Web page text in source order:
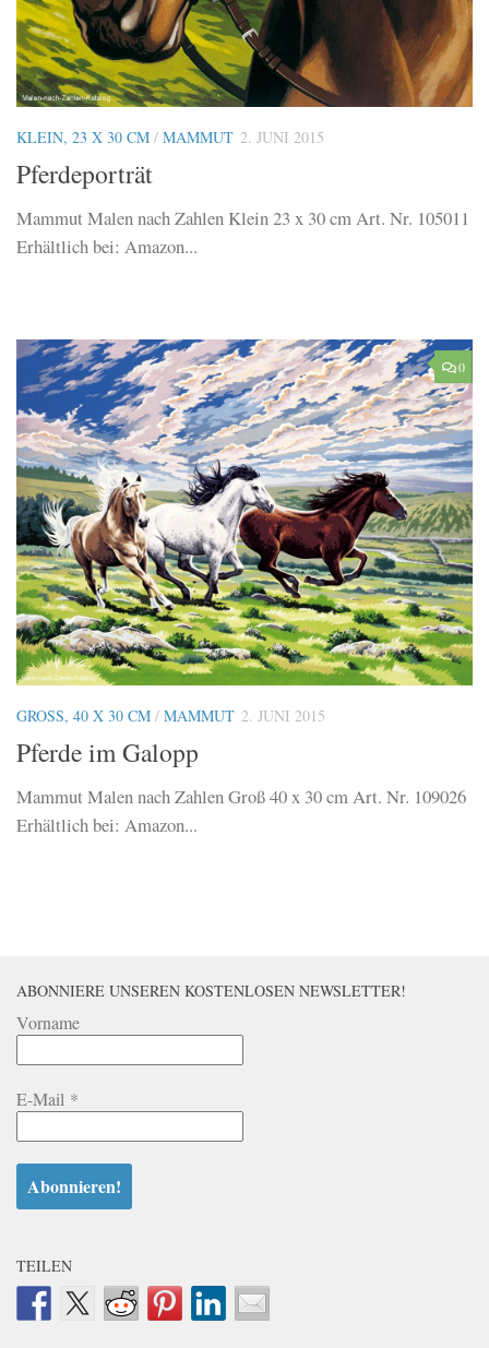
KLEIN, 23 X 30 CM / MAMMUT 2. JUNI 2015
Pferdeporträt
Mammut Malen nach Zahlen Klein 23 x 30 cm Art. Nr. 105011
Erhältlich bei: Amazon...
0
GROSS, 40 X 30 CM / MAMMUT 2. JUNI 2015
Pferde im Galopp
Mammut Malen nach Zahlen Groß 40 x 30 cm Art. Nr. 109026
Erhältlich bei: Amazon...
ABONNIERE UNSEREN KOSTENLOSEN NEWSLETTER!
Vorname
E-Mail *
TEILEN